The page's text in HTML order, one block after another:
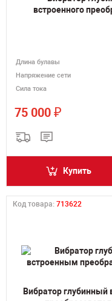
встроенного
Длина булавы
Напряжение сети
Сила тока
75 000 ₽
Купить
Код товара: 713622
Вибратор